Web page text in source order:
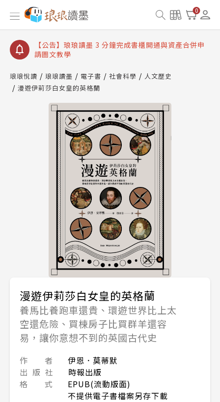
0
【公告】琅琅讀墨數位閱讀資產合併與書櫃開通申請
【公告】琅琅讀墨書櫃開通常見問題
【公告】琅琅讀墨 3 分鐘完成書櫃開通與資產合併申
請圖文教學
查詢
【公告】琅琅讀墨數位閱讀資產合併與書櫃開通申請
琅琅悅讀 琅琅讀墨 電子書 社會科學
人文歷史
漫遊伊莉莎白女皇的英格蘭
漫遊伊莉莎白女皇的英格蘭
養馬比養跑車還貴、環遊世界比上太
空還危險、買棟房子比買群羊還容
易，讓你意想不到的英國古代史
作 者
伊恩．莫蒂默
出 版 社
時報出版
格 式
EPUB(流動版面)
不提供電子書檔案另存下載